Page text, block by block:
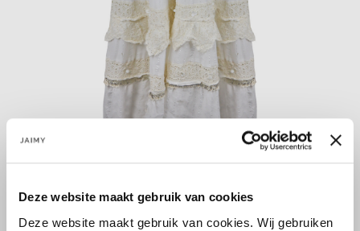
Deze website maakt gebruik van cookies
Deze website maakt gebruik van cookies. Wij gebruiken
IBIZA COLLECTION! We zijn helemaal weg van deze nieuwe